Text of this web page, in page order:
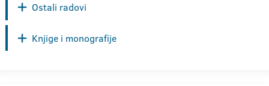
Ostali radovi
Knjige i monografije